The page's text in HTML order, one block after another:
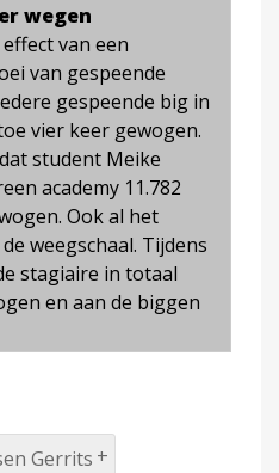
wegen
van een
van gespeende
gespeende big in
vier keer gewogen.
student Meike
academy 11.782
Ook al het
weegschaal. Tijdens
stagiaire in totaal
en aan de biggen
Gerrits